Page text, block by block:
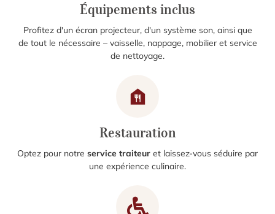
Équipements inclus
Profitez d'un écran projecteur, d'un système son, ainsi que
de tout le nécessaire – vaisselle, nappage, mobilier et service
de nettoyage.
Restauration
Optez pour notre service traiteur et laissez-vous séduire par
une expérience culinaire.